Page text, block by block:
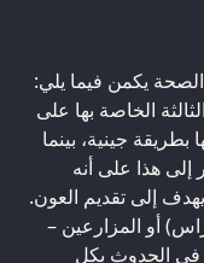
يكمن فيما يلي:
الخاصة بها على
جينية، بينما
إلى هذا على أنه
يهدف إلى تقديم العون.
أو المزارعين –
في الحدوث بكل